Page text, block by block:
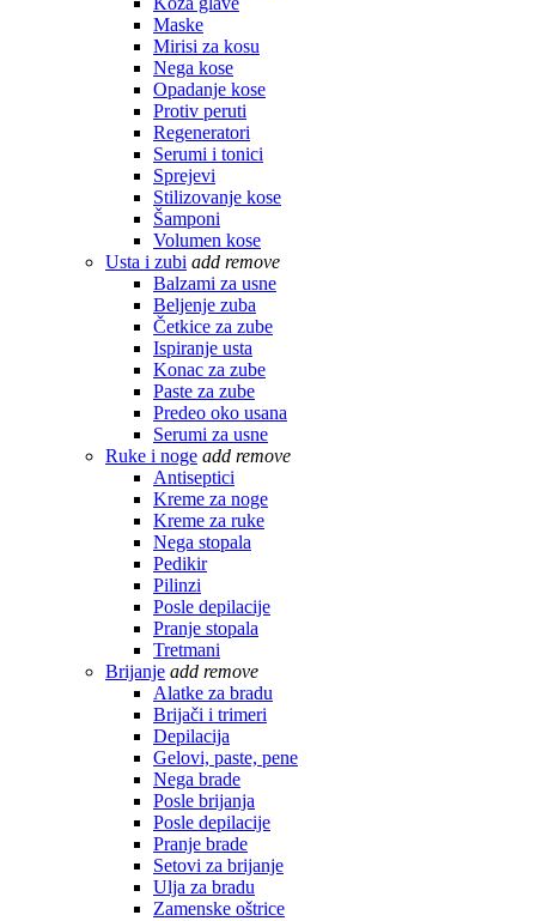
Maske
Mirisi za kosu
Nega kose
Opadanje kose
Protiv peruti
Regeneratori
Serumi i tonici
Sprejevi
Stilizovanje kose
Šamponi
Volumen kose
Usta i zubi add remove
Balzami za usne
Beljenje zuba
Četkice za zube
Ispiranje usta
Konac za zube
Paste za zube
Predeo oko usana
Serumi za usne
Ruke i noge add remove
Antiseptici
Kreme za noge
Kreme za ruke
Nega stopala
Pedikir
Pilinzi
Posle depilacije
Pranje stopala
Tretmani
Brijanje add remove
Alatke za bradu
Brijači i trimeri
Depilacija
Gelovi, paste, pene
Nega brade
Posle brijanja
Posle depilacije
Pranje brade
Setovi za brijanje
Ulja za bradu
Zamenske oštrice